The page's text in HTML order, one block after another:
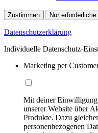
Zustimmen Nur erforderliche
Datenschutzerklärung
Individuelle Datenschutz-
Marketing per
Mit deiner
unserer Website über
Produkte. Dazu
personenbezogenen